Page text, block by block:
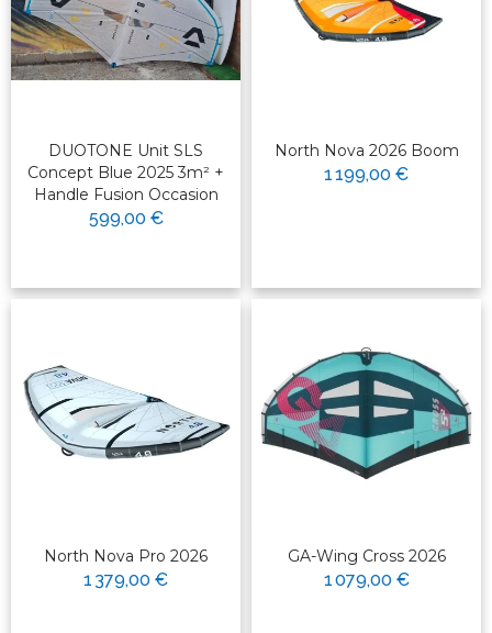
DUOTONE Unit SLS
Concept Blue 2025 3m² +
Handle Fusion Occasion
599,00 €
North Nova 2026 Boom
1 199,00 €
North Nova Pro 2026
1 379,00 €
GA-Wing Cross 2026
1 079,00 €